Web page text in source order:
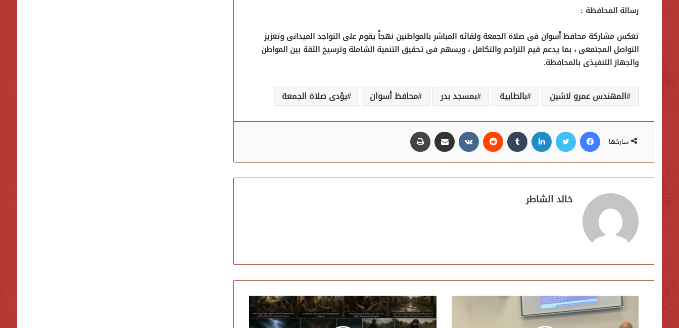
رسالة المحافظة :
تعكس مشاركة محافظ أسوان فى صلاة الجمعة ولقائه المباشر بالمواطنين نهجاً يقوم على التواجد الميدانى وتعزيز
التواصل المجتمعى ، بما يدعم قيم التراحم والتكافل ، ويسهم فى تحقيق التنمية الشاملة وترسيخ الثقة بين المواطن
والجهاز التنفيذى بالمحافظة.
المهندس عمرو لاشين بالطابية بمسجد بدر محافظ أسوان يؤدى صلاة الجمعة
شاركها
فيسبوك تويتر لينكدإن مشاركة عبر البريد
خالد الشاطر